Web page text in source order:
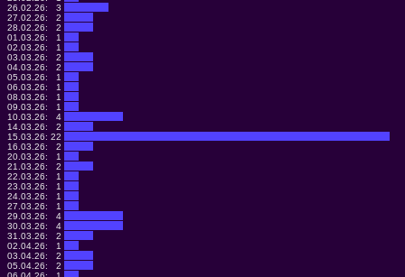
26.02.26:
3
27.02.26:
2
28.02.26:
2
01.03.26:
1
02.03.26:
1
03.03.26:
2
04.03.26:
2
05.03.26:
1
06.03.26:
1
08.03.26:
1
09.03.26:
1
10.03.26:
4
14.03.26:
2
15.03.26: 22
16.03.26:
2
20.03.26:
1
21.03.26:
2
22.03.26:
1
23.03.26:
1
24.03.26:
1
27.03.26:
1
29.03.26:
4
30.03.26:
4
31.03.26:
2
02.04.26:
1
03.04.26:
2
05.04.26:
2